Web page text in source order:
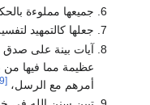
جميعها مملوءة
جعلها كالتمهيد
آيات بينة على صدق
عظيمة مما فيها من
أمرهم مع الرسل، [9]